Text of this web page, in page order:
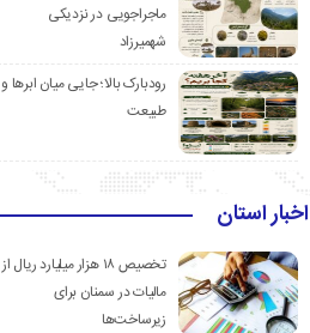
ماجراجویی در نزدیکی
شهمیرزاد
رودبارک بالا؛ جایی میان ابرها و
طبیعت
اخبار استان
تخصیص ۱۸ هزار میلیارد ریال از
مالیات در سمنان برای
زیرساخت‌ها